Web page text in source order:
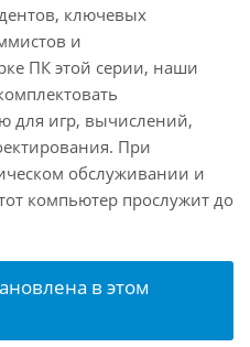
ключевых
и
ПК этой серии, наши
для игр, вычислений,
При
обслуживании и
компьютер прослужит до
в этом